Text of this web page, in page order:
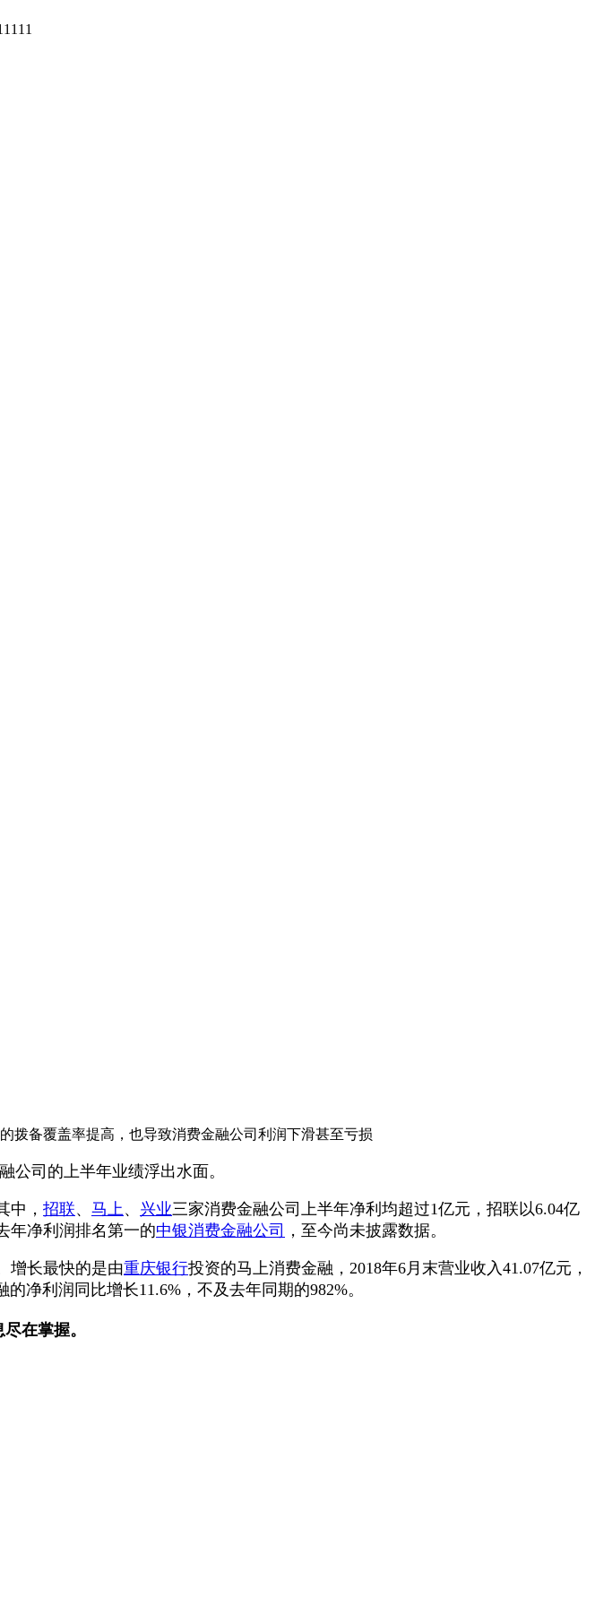
拨备覆盖率提高，也导致消费金融公司利润下滑甚至亏损
公司的上半年业绩浮出水面。
中， 招联、 马上 、 兴业三家消费金融公司上半年净利均超过1亿元，招联以6.04亿
年净利润排名第一的中银消费金融公司 ，至今尚未披露数据。
增长最快的是由重庆银行投资的马上消费金融，2018年6月末营业收入41.07亿元，
净利润同比增长11.6%，不及去年同期的982%。
在掌握。